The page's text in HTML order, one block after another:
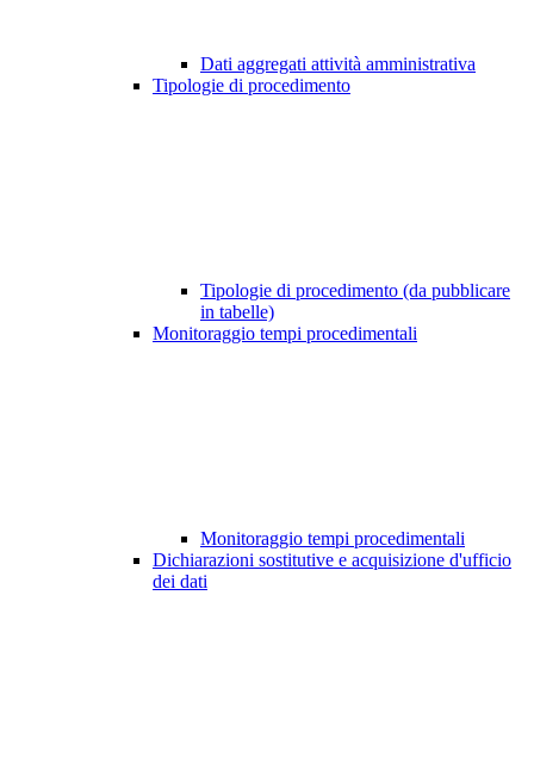
Dati aggregati attività amministrativa
Tipologie di procedimento
Tipologie di procedimento (da pubblicare
in tabelle)
Monitoraggio tempi procedimentali
Monitoraggio tempi procedimentali
Dichiarazioni sostitutive e acquisizione d'ufficio
dei dati